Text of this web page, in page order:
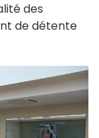
des
de détente